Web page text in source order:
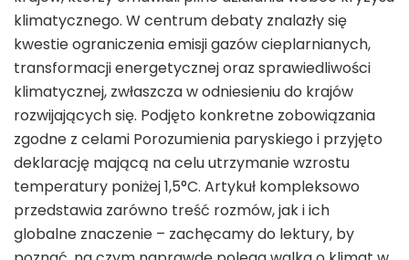
klimatycznego. W centrum debaty znalazły się
kwestie ograniczenia emisji gazów cieplarnianych,
transformacji energetycznej oraz sprawiedliwości
klimatycznej, zwłaszcza w odniesieniu do krajów
rozwijających się. Podjęto konkretne zobowiązania
zgodne z celami Porozumienia paryskiego i przyjęto
deklarację mającą na celu utrzymanie wzrostu
temperatury poniżej 1,5°C. Artykuł kompleksowo
przedstawia zarówno treść rozmów, jak i ich
globalne znaczenie – zachęcamy do lektury, by